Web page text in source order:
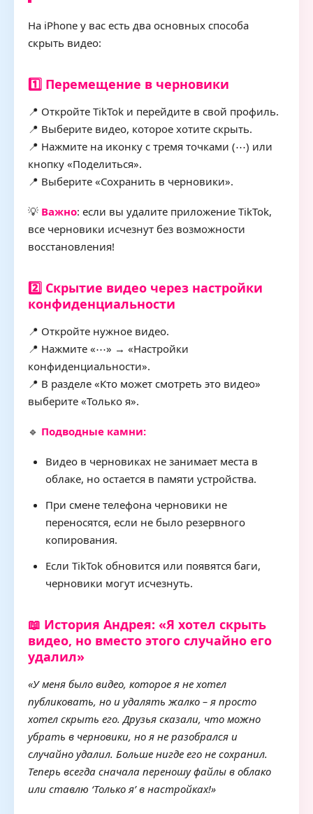
На iPhone у вас есть два основных способа
скрыть видео:
1️⃣ Перемещение в черновики
📍 Откройте TikTok и перейдите в свой профиль.
📍 Выберите видео, которое хотите скрыть.
📍 Нажмите на иконку с тремя точками (⋯) или
кнопку «Поделиться».
📍 Выберите «Сохранить в черновики».
💡 Важно: если вы удалите приложение TikTok,
все черновики исчезнут без возможности
восстановления!
2️⃣ Скрытие видео через настройки
конфиденциальности
📍 Откройте нужное видео.
📍 Нажмите «⋯» → «Настройки
конфиденциальности».
📍 В разделе «Кто может смотреть это видео»
выберите «Только я».
🔹 Подводные камни:
Видео в черновиках не занимает места в
облаке, но остается в памяти устройства.
При смене телефона черновики не
переносятся, если не было резервного
копирования.
Если TikTok обновится или появятся баги,
черновики могут исчезнуть.
📖 История Андрея: «Я хотел скрыть
видео, но вместо этого случайно его
удалил»
«У меня было видео, которое я не хотел
публиковать, но и удалять жалко – я просто
хотел скрыть его. Друзья сказали, что можно
убрать в черновики, но я не разобрался и
случайно удалил. Больше нигде его не сохранил.
Теперь всегда сначала переношу файлы в облако
или ставлю ‘Только я’ в настройках!»